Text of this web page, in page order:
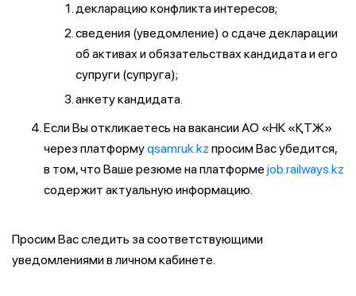
декларацию конфликта интересов;
сведения (уведомление) о сдаче декларации
об активах и обязательствах кандидата и его
супруги (супруга);
анкету кандидата.
Если Вы откликаетесь на вакансии АО «НК «ҚТЖ»
через платформуqsamruk.kz просим Вас убедится,
в том, что Ваше резюме на платформе job.railways.kz
содержит актуальную информацию.
Просим Вас следить за соответствующими
уведомлениями в личном кабинете.